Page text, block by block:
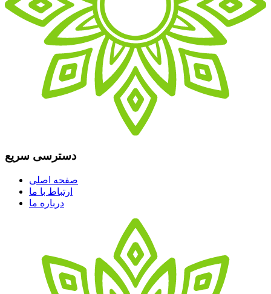
دسترسی سریع
صفحه اصلی
ارتباط با ما
درباره ما